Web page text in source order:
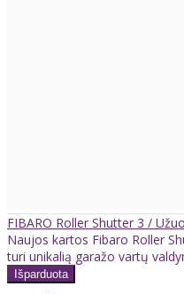
FIBARO Roller Shutter 3 /
Naujos kartos Fibaro Roller
turi unikalią garažo vartų